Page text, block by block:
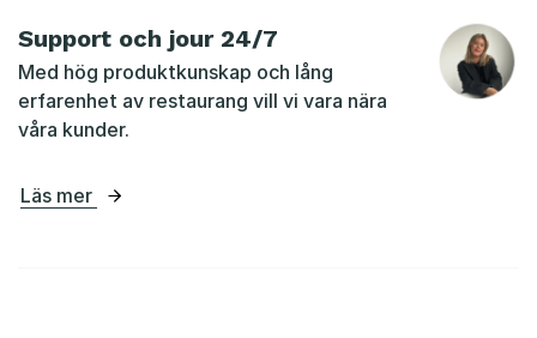
Support och jour 24/7
Med hög produktkunskap och lång
erfarenhet av restaurang vill vi vara nära
våra kunder.
Läs mer